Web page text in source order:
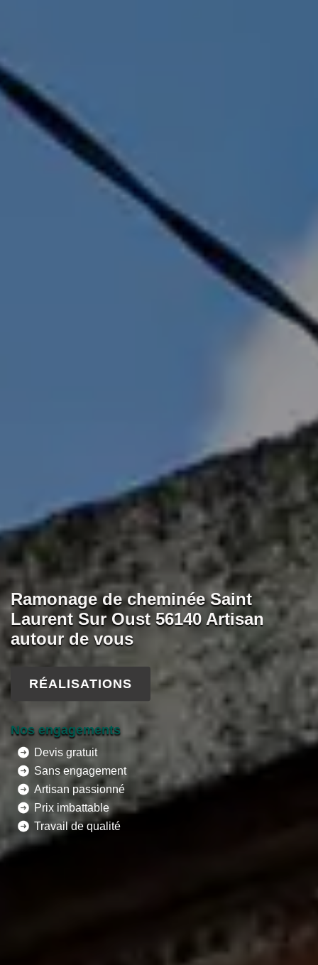
Ramonage de cheminée Saint
Laurent Sur Oust 56140 Artisan
autour de vous
RÉALISATIONS
Nos engagements
Devis gratuit
Sans engagement
Artisan passionné
Prix imbattable
Travail de qualité